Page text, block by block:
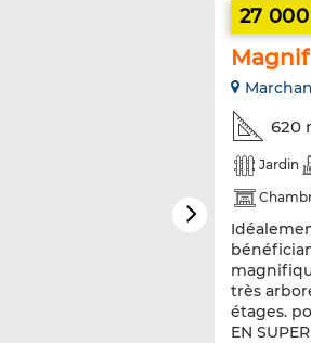
27
620
Jardin
très
étages.
EN